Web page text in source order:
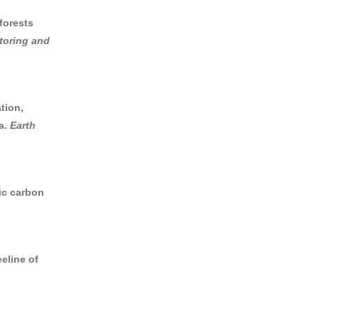
and
Earth
carbon
of